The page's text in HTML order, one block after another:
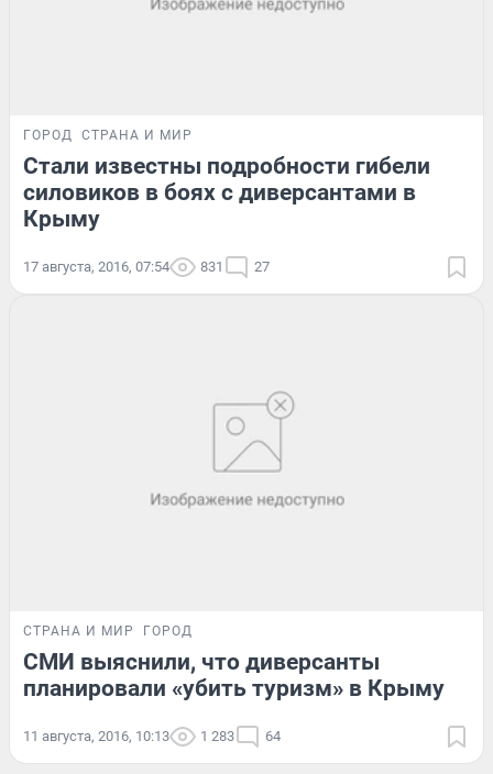
ГОРОД СТРАНА И МИР
Стали известны подробности гибели
силовиков в боях с диверсантами в
Крыму
17 августа, 2016, 07:54 831 27
СТРАНА И МИР ГОРОД
СМИ выяснили, что диверсанты
планировали «убить туризм» в Крыму
11 августа, 2016, 10:13 1 283 64